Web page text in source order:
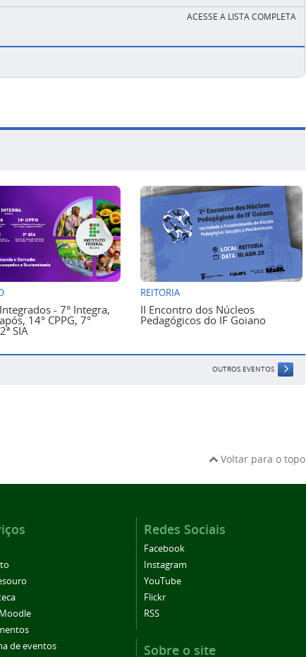
ACESSE A LISTA COMPLETA
- 7° Integra,
14° CPPG, 7°
SIA
REITORIA
II Encontro dos Núcleos
Pedagógicos do IF Goiano
OUTROS EVENTOS
Voltar para o topo
de eventos
Redes Sociais
Facebook
Instagram
YouTube
Flickr
RSS
Sobre o site